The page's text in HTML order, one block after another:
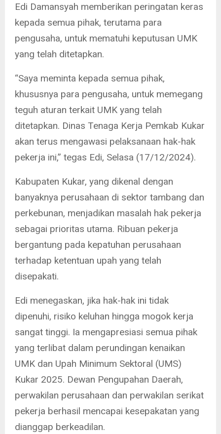
Edi Damansyah memberikan peringatan keras
kepada semua pihak, terutama para
pengusaha, untuk mematuhi keputusan UMK
yang telah ditetapkan.
“Saya meminta kepada semua pihak,
khususnya para pengusaha, untuk memegang
teguh aturan terkait UMK yang telah
ditetapkan. Dinas Tenaga Kerja Pemkab Kukar
akan terus mengawasi pelaksanaan hak-hak
pekerja ini,” tegas Edi, Selasa (17/12/2024).
Kabupaten Kukar, yang dikenal dengan
banyaknya perusahaan di sektor tambang dan
perkebunan, menjadikan masalah hak pekerja
sebagai prioritas utama. Ribuan pekerja
bergantung pada kepatuhan perusahaan
terhadap ketentuan upah yang telah
disepakati.
Edi menegaskan, jika hak-hak ini tidak
dipenuhi, risiko keluhan hingga mogok kerja
sangat tinggi. Ia mengapresiasi semua pihak
yang terlibat dalam perundingan kenaikan
UMK dan Upah Minimum Sektoral (UMS)
Kukar 2025. Dewan Pengupahan Daerah,
perwakilan perusahaan dan perwakilan serikat
pekerja berhasil mencapai kesepakatan yang
dianggap berkeadilan.